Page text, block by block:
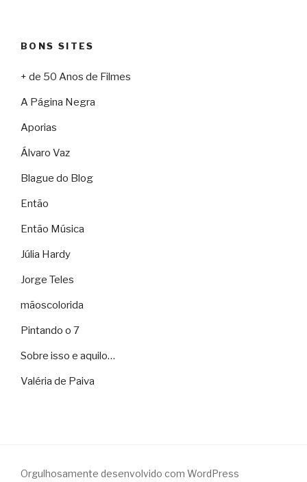
BONS SITES
+ de 50 Anos de Filmes
A Página Negra
Aporias
Álvaro Vaz
Blague do Blog
Então
Então Música
Júlia Hardy
Jorge Teles
mãoscolorida
Pintando o 7
Sobre isso e aquilo…
Valéria de Paiva
Orgulhosamente desenvolvido com WordPress